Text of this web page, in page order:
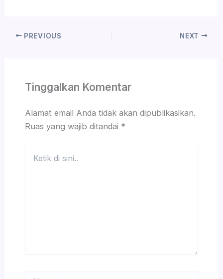
PREVIOUS NEXT
Tinggalkan Komentar
Alamat email Anda tidak akan dipublikasikan.
Ruas yang wajib ditandai *